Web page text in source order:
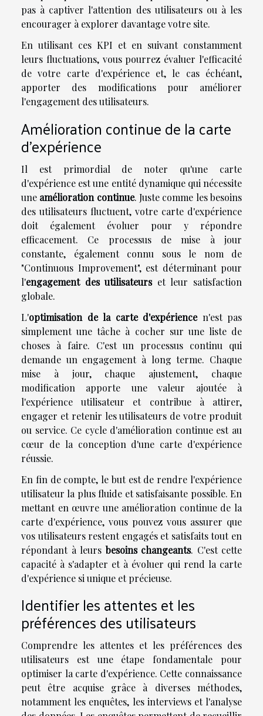
pas à captiver l'attention des utilisateurs ou à les
encourager à explorer davantage votre site.
En utilisant ces KPI et en suivant constamment
leurs fluctuations, vous pourrez évaluer l'efficacité
de votre carte d'expérience et, le cas échéant,
apporter des modifications pour améliorer
l'engagement des utilisateurs.
Amélioration continue de la carte
d'expérience
Il est primordial de noter qu'une carte
d'expérience est une entité dynamique qui nécessite
une amélioration continue. Juste comme les besoins
des utilisateurs fluctuent, votre carte d'expérience
doit également évoluer pour y répondre
efficacement. Ce processus de mise à jour
constante, également connu sous le nom de
"Continuous Improvement", est déterminant pour
l'engagement des utilisateurset leur satisfaction
globale.
L'optimisation de la carte d'expériencen'est pas
simplement une tâche à cocher sur une liste de
choses à faire. C'est un processus continu qui
demande un engagement à long terme. Chaque
mise à jour, chaque ajustement, chaque
modification apporte une valeur ajoutée à
l'expérience utilisateur et contribue à attirer,
engager et retenir les utilisateurs de votre produit
ou service. Ce cycle d'amélioration continue est au
cœur de la conception d'une carte d'expérience
réussie.
En fin de compte, le but est de rendre l'expérience
utilisateur la plus fluide et satisfaisante possible. En
mettant en œuvre une amélioration continue de la
carte d'expérience, vous pouvez vous assurer que
vos utilisateurs restent engagés et satisfaits tout en
répondant à leursbesoins changeants. C'est cette
capacité à s'adapter et à évoluer qui rend la carte
d'expérience si unique et précieuse.
Identifier les attentes et les
préférences des utilisateurs
Comprendre les attentes et les préférences des
utilisateurs est une étape fondamentale pour
optimiser la carte d'expérience. Cette connaissance
peut être acquise grâce à diverses méthodes,
notamment les enquêtes, les interviews et l'analyse